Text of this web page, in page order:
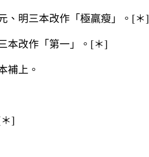
、明三本改作「極羸瘦」。[＊]
本改作「第一」。[＊]
補上。
]